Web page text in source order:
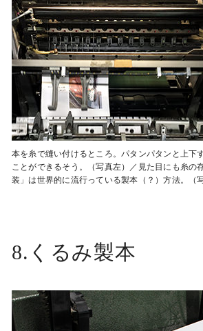
本を糸で縫い付けるところ。パタンパタンと上下
ことができるそう。（写真左）／見た目にも糸
装」は世界的に流行っている製本（？）方法。（
8.くるみ製本